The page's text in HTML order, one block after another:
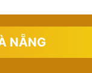
NẴNG